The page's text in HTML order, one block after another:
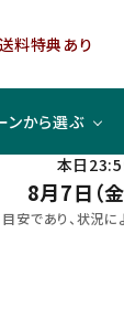
送料特典あり
ンから選ぶ
本日
8月7日（金
目安であり、状況に